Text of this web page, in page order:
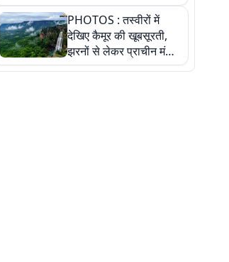
PHOTOS : तस्वीरों में
देखिए कैमूर की खूबसूरती,
झरनों से लेकर प्राचीन मंदिरों
तक प्रकृति और आस्था का